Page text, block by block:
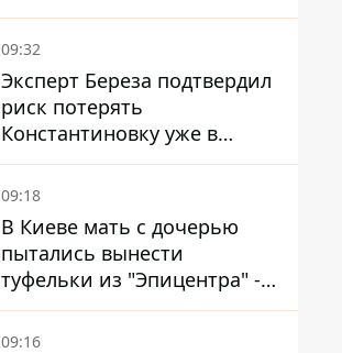
мобилизации
09:32
Эксперт Береза ​​подтвердил
риск потерять
Константиновку уже в
ближайшие месяцы
09:18
В Киеве мать с дочерью
пытались вынести
туфельки из "Эпицентра" -
суд вынес приговор
09:16